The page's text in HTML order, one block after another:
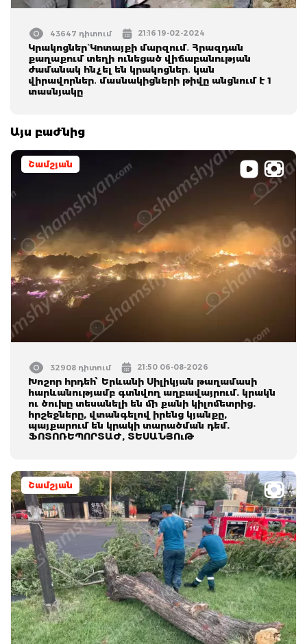
43647 դիտում 21:16 19-02-2024
Կրակոցներ` Կոտայքի մարզում․ Հրազդան
քաղաքում տեղի ունեցած վիճաբանության
ժամանակ հնչել են կրակոցներ․ կան
վիրավորներ․ մասնակիցների թիվը անցնում է 1
տասնյակը
Այս բաժնից
Շամշյան
32908 դիտում 21:50 06-08-2026
Խոշոր հրդեհ՝ Երևանի Սիլիկյան թաղամասի
հարևանությամբ գտնվող աղբավայրում. կրակն
ու ծուխը տեսանելի են մի քանի կիլոմետրից.
հրշեջները, վտանգելով իրենց կյանքը,
պայքարում են կրակի տարածման դեմ.
ՖՈՏՈՌԵՊՈՐՏԱԺ, ՏԵՍԱՆՅՈւԹ
Շամշյան